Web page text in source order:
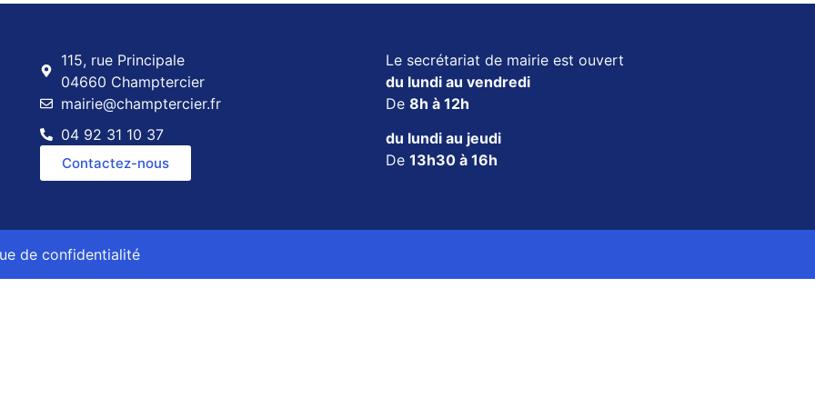
115, rue Principale
04660 Champtercier
mairie@champtercier.fr
04 92 31 10 37
Contactez-nous
Le secrétariat de mairie est ouvert
du lundi au vendredi
De 8h à 12h
du lundi au jeudi
De 13h30 à 16h
de confidentialité